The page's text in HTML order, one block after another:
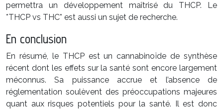
permettra un développement maîtrisé du THCP. Le
*THCP vs THC* est aussi un sujet de recherche.
En conclusion
En résumé, le THCP est un cannabinoïde de synthèse
récent dont les effets sur la santé sont encore largement
méconnus. Sa puissance accrue et l’absence de
réglementation soulèvent des préoccupations majeures
quant aux risques potentiels pour la santé. Il est donc